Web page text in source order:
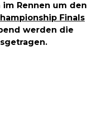
Rennen um den
Finals
werden die